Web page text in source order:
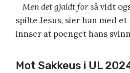
– Men det gjaldt for så vidt
spilte Jesus, sier han med
innser at poenget hans
Mot Sakkeus i UL